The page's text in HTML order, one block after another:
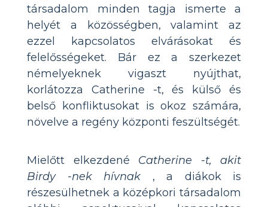
társadalom minden tagja ismerte a
helyét a közösségben, valamint az
ezzel kapcsolatos elvárásokat és
felelősségeket. Bár ez a szerkezet
némelyeknek vigaszt nyújthat,
korlátozza Catherine -t, és külső és
belső konfliktusokat is okoz számára,
növelve a regény központi feszültségét.
Mielőtt elkezdené Catherine -t, akit
Birdy -nek hívnak , a diákok is
részesülhetnek a középkori társadalom